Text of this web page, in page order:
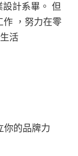
計系畢。 但
作 ，努力在零
活
你的品牌力